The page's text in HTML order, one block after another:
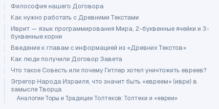
Философия нашего Договора
Как нужно работать с Древними Текстами
Иврит — язык программирования Мира, 2-буквенные ячейки и 3-
буквенные корни
Введение к главам с информацией из «Древних Текстов»
Как люди получили Договор Завета
Что такое Совесть или почему Гитлер хотел уничтожить евреев?
Эгрегор Народа Израиля, что значит быть «евреем» (иври) в
замысле Творца
Аналогии Торы и Традиции Толтеков: Толтеки и «евреи»